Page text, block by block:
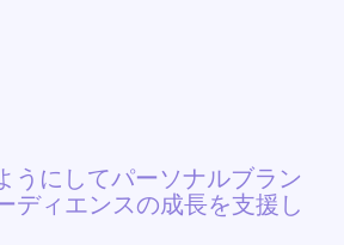
うにしてパーソナルブラン
ディエンスの成長を支援し